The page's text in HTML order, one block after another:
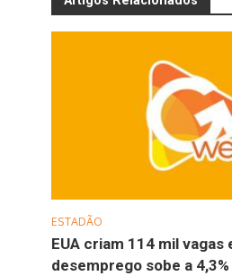
ESTADÃO
EUA criam 114 mil vagas
desemprego sobe a 4,3%